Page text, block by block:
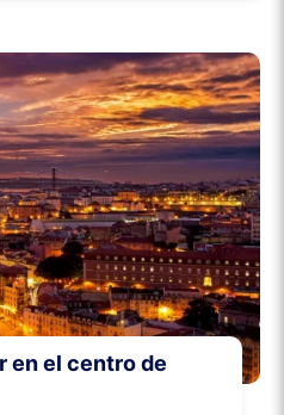
en el centro de